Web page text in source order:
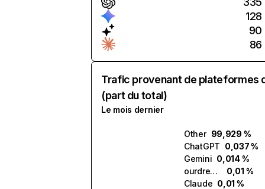
128
90
86
Trafic provenant de plateformes
(part du total)
Le mois dernier
Other 99,929 %
ChatGPT 0,037 %
Gemini 0,014 %
ourdream.ai
0,01 %
Claude 0,01 %